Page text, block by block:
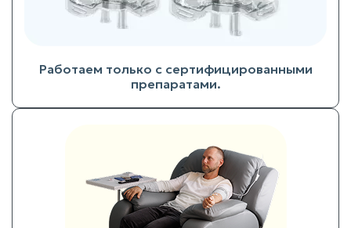
Работаем только с сертифицированными
препаратами.